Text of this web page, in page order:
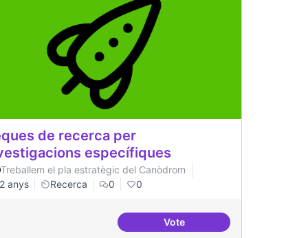
de recerca per
específiques
Treballem el pla estratègic del Canòdrom
2 anys
Recerca 0 0
VoteBeques de recerca per